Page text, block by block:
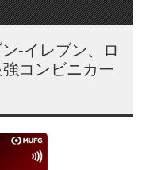
-イレブン、ロ
コンビニカー